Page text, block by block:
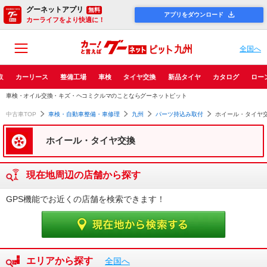
グーネットアプリ 無料
カーライフをより快適に！
アプリをダウンロード
九州 全国へ
カーリース 整備工場 車検 タイヤ交換 新品タイヤ カタログ ロー
車検・オイル交換・キズ・ヘコミクルマのことならグーネットピット
中古車TOP 車検・自動車整備・車修理 九州 パーツ持込み取付 ホイール・タイヤ
ホイール・タイヤ交換
現在地周辺の店舗から探す
GPS機能でお近くの店舗を検索できます！
エリアから探す 全国へ